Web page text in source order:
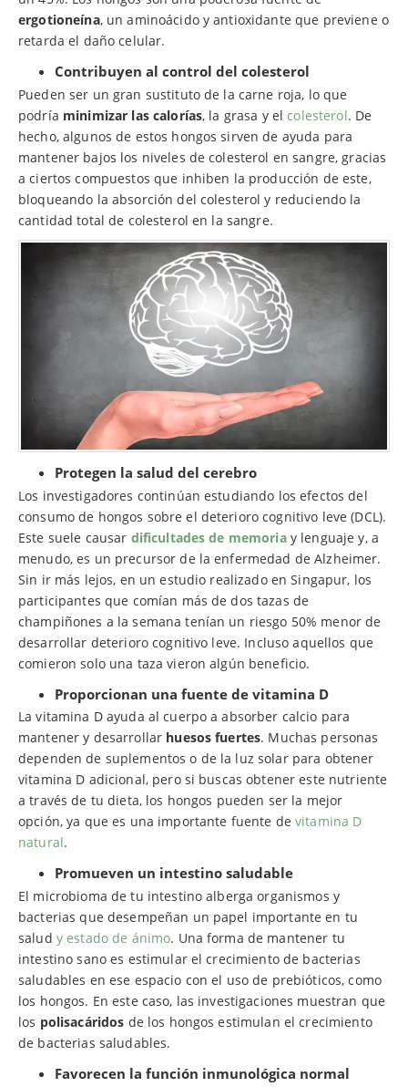
ergotioneína, un aminoácido y antioxidante que previene o
retarda el daño celular.
Contribuyen al control del colesterol
Pueden ser un gran sustituto de la carne roja, lo que
podría minimizar las calorías, la grasa y el colesterol. De
hecho, algunos de estos hongos sirven de ayuda para
mantener bajos los niveles de colesterol en sangre, gracias
a ciertos compuestos que inhiben la producción de este,
bloqueando la absorción del colesterol y reduciendo la
cantidad total de colesterol en la sangre.
Protegen la salud del cerebro
Los investigadores continúan estudiando los efectos del
consumo de hongos sobre el deterioro cognitivo leve (DCL).
Este suele causar dificultades de memoriay lenguaje y, a
menudo, es un precursor de la enfermedad de Alzheimer.
Sin ir más lejos, en un estudio realizado en Singapur, los
participantes que comían más de dos tazas de
champiñones a la semana tenían un riesgo 50% menor de
desarrollar deterioro cognitivo leve. Incluso aquellos que
comieron solo una taza vieron algún beneficio.
Proporcionan una fuente de vitamina D
La vitamina D ayuda al cuerpo a absorber calcio para
mantener y desarrollar huesos fuertes. Muchas personas
dependen de suplementos o de la luz solar para obtener
vitamina D adicional, pero si buscas obtener este nutriente
a través de tu dieta, los hongos pueden ser la mejor
opción, ya que es una importante fuente devitamina D
natural.
Promueven un intestino saludable
El microbioma de tu intestino alberga organismos y
bacterias que desempeñan un papel importante en tu
salud y estado de ánimo. Una forma de mantener tu
intestino sano es estimular el crecimiento de bacterias
saludables en ese espacio con el uso de prebióticos, como
los hongos. En este caso, las investigaciones muestran que
los polisacáridos de los hongos estimulan el crecimiento
de bacterias saludables.
Favorecen la función inmunológica normal